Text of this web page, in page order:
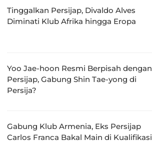
Tinggalkan Persijap, Divaldo Alves
Diminati Klub Afrika hingga Eropa
Yoo Jae-hoon Resmi Berpisah dengan
Persijap, Gabung Shin Tae-yong di
Persija?
Gabung Klub Armenia, Eks Persijap
Carlos Franca Bakal Main di Kualifikasi